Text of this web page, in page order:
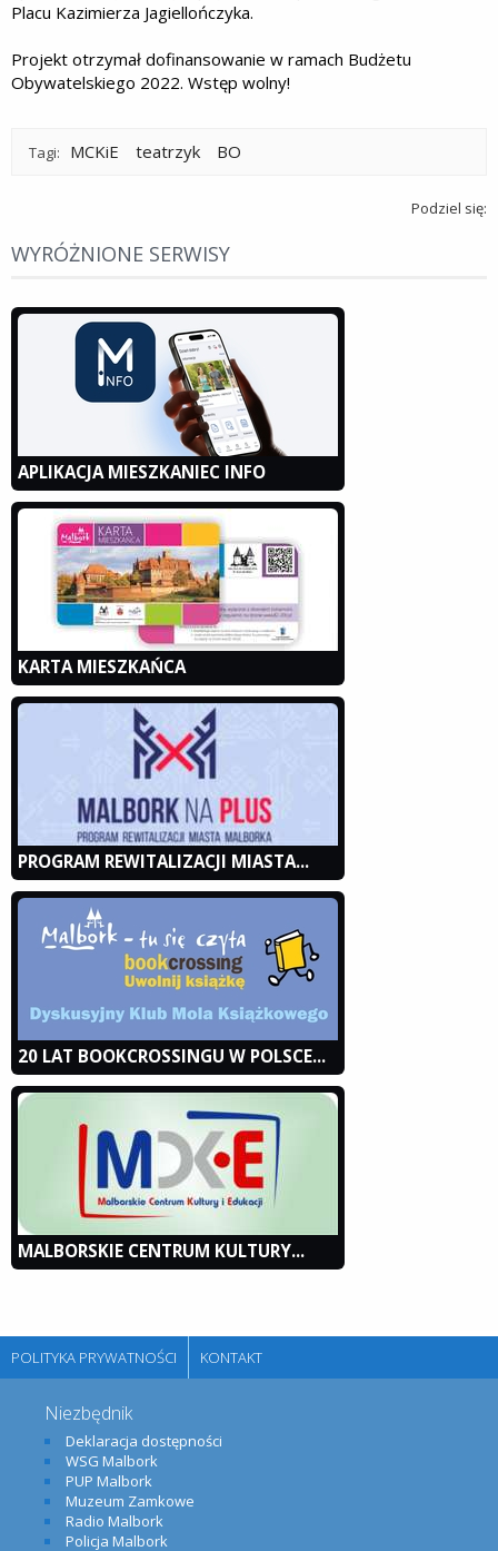
Placu Kazimierza Jagiellończyka.
Projekt otrzymał dofinansowanie w ramach Budżetu
Obywatelskiego 2022. Wstęp wolny!
Tagi: MCKiE teatrzyk BO
Podziel się:
WYRÓŻNIONE SERWISY
APLIKACJA MIESZKANIEC INFO
KARTA MIESZKAŃCA
PROGRAM REWITALIZACJI MIASTA...
20 LAT BOOKCROSSINGU W POLSCE...
MALBORSKIE CENTRUM KULTURY...
POLITYKA PRYWATNOŚCI KONTAKT
Niezbędnik
Deklaracja dostępności
WSG Malbork
PUP Malbork
Muzeum Zamkowe
Radio Malbork
Policja Malbork